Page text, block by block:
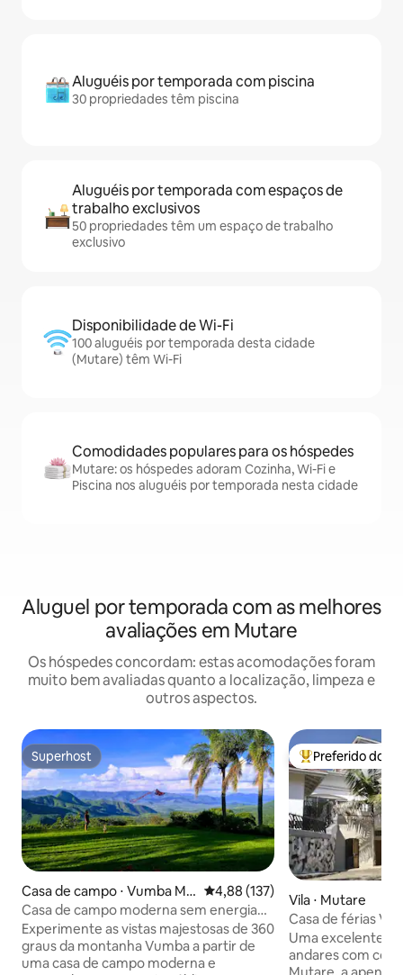
Aluguéis por temporada com piscina
30 propriedades têm piscina
Aluguéis por temporada com espaços de
trabalho exclusivos
50 propriedades têm um espaço de trabalho
exclusivo
Disponibilidade de Wi-Fi
100 aluguéis por temporada desta cidade
(Mutare) têm Wi-Fi
Comodidades populares para os hóspedes
Mutare: os hóspedes adoram Cozinha, Wi-Fi e
Piscina nos aluguéis por temporada nesta cidade
Aluguel por temporada com as melhores
avaliações em Mutare
Os hóspedes concordam: estas acomodações foram
muito bem avaliadas quanto a localização, limpeza e
outros aspectos.
Superhost
Superhost
Casa de campo ⋅ Vumba Mo
untains
4,88 de uma avaliação média de
4,88 (137)
Casa de campo moderna sem energia
pública com vista deslumbrante, Vumba
Experimente as vistas majestosas de 360
graus da montanha Vumba a partir de
uma casa de campo moderna e
Entre os
Preferido dos
Vila ⋅ Mutare
Casa de férias
Uma excelente
andares com